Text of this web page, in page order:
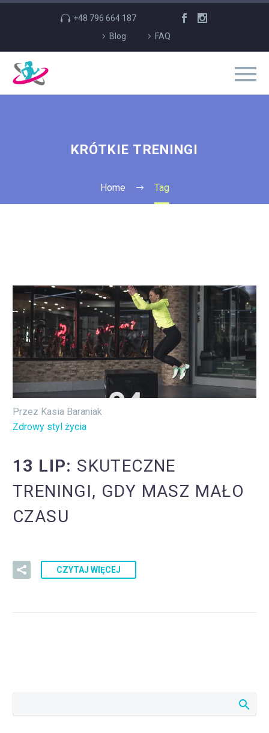
+48 796 664 187
Blog
FAQ
KRÓTKIE TRENINGI
Home Tag
Przez Kasia Baraniak
Zdrowy styl życia
13 LIP: SKUTECZNE
TRENINGI, GDY MASZ MAŁO
CZASU
CZYTAJ WIĘCEJ